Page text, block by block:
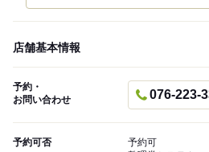
店舗基本情報
予約・
お問い合わせ
076-223-
予約可否
予約可